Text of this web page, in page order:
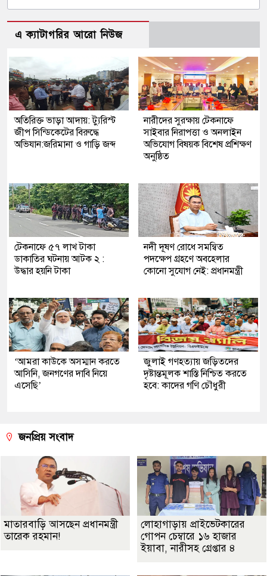
এ ক্যাটাগরির আরো নিউজ
অতিরিক্ত ভাড়া আদায়: ট্যুরিস্ট
জীপ সিন্ডিকেটের বিরুদ্ধে
অভিযান:জরিমানা ও গাড়ি জব্দ
নারীদের সুরক্ষায় টেকনাফে
সাইবার নিরাপত্তা ও অনলাইন
অভিযোগ বিষয়ক বিশেষ প্রশিক্ষণ
অনুষ্ঠিত
টেকনাফে ৫৭ লাখ টাকা
ডাকাতির ঘটনায় আটক ২ :
উদ্ধার হয়নি টাকা
নদী দূষণ রোধে সমন্বিত
পদক্ষেপ গ্রহণে অবহেলার
কোনো সুযোগ নেই: প্রধানমন্ত্রী
‘আমরা কাউকে অসম্মান করতে
আসিনি, জনগণের দাবি নিয়ে
এসেছি’
জুলাই গণহত্যায় জড়িতদের
দৃষ্টান্তমূলক শাস্তি নিশ্চিত করতে
হবে: কাদের গণি চৌধুরী
জনপ্রিয় সংবাদ
মাতারবাড়ি আসছেন প্রধানমন্ত্রী
তারেক রহমান!
লোহাগাড়ায় প্রাইভেটকারের
গোপন চেম্বারে ১৬ হাজার
ইয়াবা, নারীসহ গ্রেপ্তার ৪